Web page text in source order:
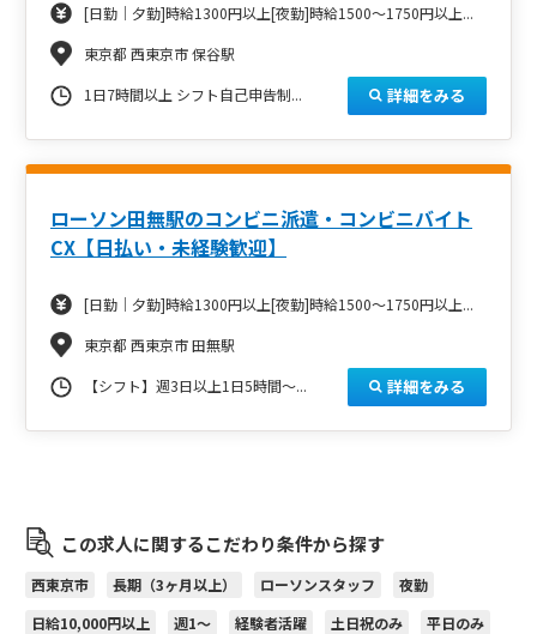
[日勤｜夕勤]時給1300円以上[夜勤]時給1500～1750円以上...
東京都 西東京市 保谷駅
1日7時間以上 シフト自己申告制... 詳細をみる
ローソン田無駅のコンビニ派遣・コンビニバイト
CX【日払い・未経験歓迎】
[日勤｜夕勤]時給1300円以上[夜勤]時給1500～1750円以上...
東京都 西東京市 田無駅
【シフト】週3日以上1日5時間～... 詳細をみる
この求人に関するこだわり条件から探す
西東京市 長期（3ヶ月以上） ローソンスタッフ
夜勤
日給10,000円以上
週1～ 経験者活躍 土日祝のみ
平日のみ